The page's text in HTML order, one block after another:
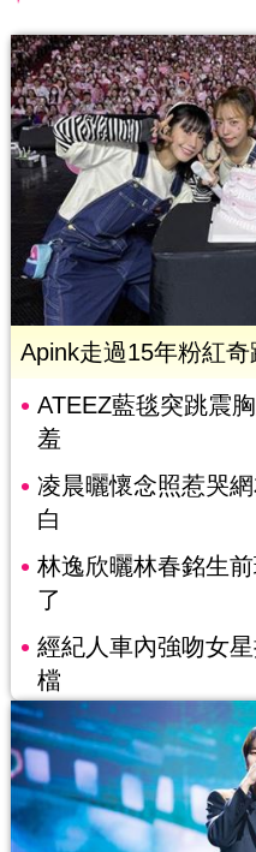
Apink走過15年粉紅
ATEEZ藍毯突跳震
羞
凌晨曬懷念照惹哭
白
林逸欣曬林春銘生
了
經紀人車內強吻女
檔